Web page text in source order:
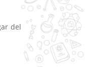
del